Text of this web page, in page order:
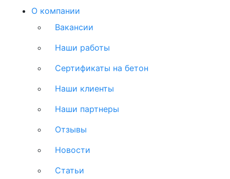
О компании
Вакансии
Наши работы
Сертификаты на бетон
Наши клиенты
Наши партнеры
Отзывы
Новости
Статьи